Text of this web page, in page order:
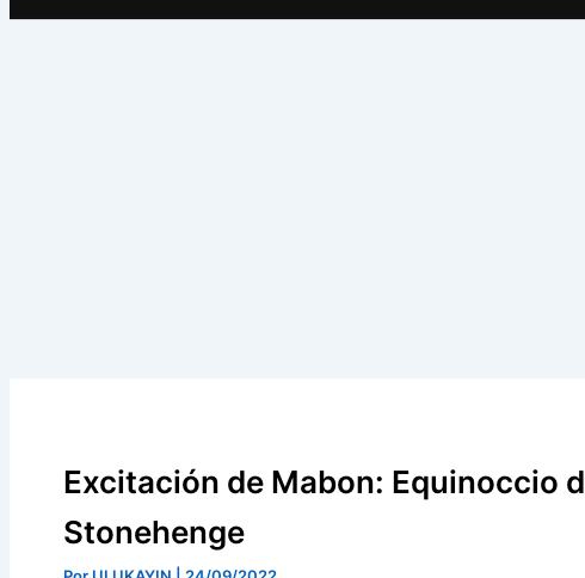
Excitación de Mabon: Equinoccio
Stonehenge